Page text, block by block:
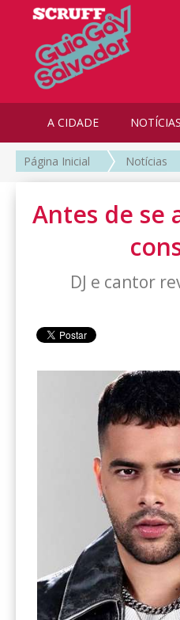
A CIDADE NOTÍCIAS
Página Inicial Notícias
Antes de se
DJ e cantor